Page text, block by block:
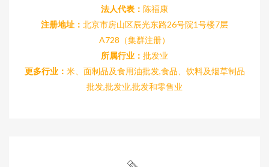
法人代表： 陈福康
注册地址： 北京市房山区辰光东路26号院1号楼7层
A728（集群注册）
所属行业： 批发业
更多行业： 米、面制品及食用油批发,食品、饮料及烟草制品
批发,批发业,批发和零售业